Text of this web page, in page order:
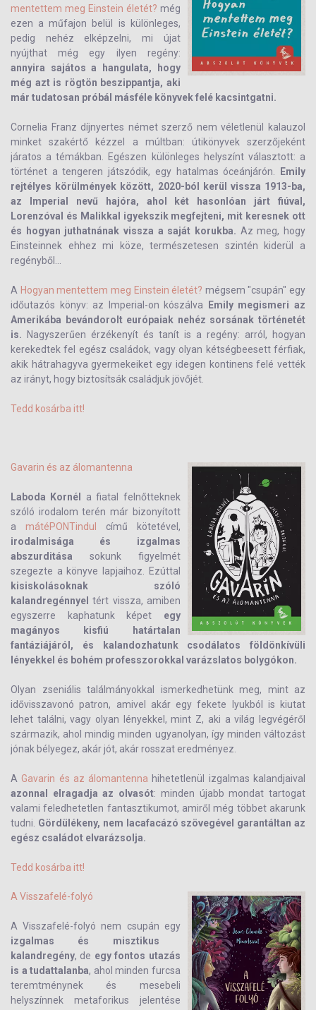
mentettem meg Einstein életét? még
ezen a műfajon belül is különleges,
pedig nehéz elképzelni, mi újat
nyújthat még egy ilyen regény:
annyira sajátos a hangulata, hogy
még azt is rögtön beszippantja, aki
már tudatosan próbál másféle könyvek felé kacsintgatni.
Cornelia Franz díjnyertes német szerző nem véletlenül kalauzol
minket szakértő kézzel a múltban: útikönyvek szerzőjeként
járatos a témákban. Egészen különleges helyszínt választott: a
történet a tengeren játszódik, egy hatalmas óceánjárón.
Emily
rejtélyes körülmények között, 2020-ból kerül vissza 1913-ba,
az Imperial nevű hajóra, ahol két hasonlóan járt fiúval,
Lorenzóval és Malikkal igyekszik megfejteni, mit keresnek ott
és hogyan juthatnának vissza a saját korukba. Az meg, hogy
Einsteinnek ehhez mi köze, természetesen szintén kiderül a
regényből...
A Hogyan mentettem meg Einstein életét? mégsem "csupán" egy
időutazós könyv: az Imperial-on kószálva
Emily megismeri az
Amerikába bevándorolt európaiak nehéz sorsának történetét
is. Nagyszerűen érzékenyít és tanít is a regény: arról, hogyan
kerekedtek fel egész családok, vagy olyan kétségbeesett férfiak,
akik hátrahagyva gyermekeiket egy idegen kontinens felé vették
az irányt, hogy biztosítsák családjuk jövőjét.
Tedd kosárba itt!
Gavarin és az álomantenna
Laboda Kornél
a fiatal felnőtteknek
szóló irodalom terén már bizonyított
a mátéPONTindul
című kötetével,
irodalmisága és izgalmas
abszurditása sokunk figyelmét
szegezte a könyve lapjaihoz. Ezúttal
kisiskolásoknak szóló
kalandregénnyel tért vissza, amiben
egyszerre kaphatunk képet egy
magányos kisfiú határtalan
fantáziájáról, és kalandozhatunk csodálatos földönkívüli
lényekkel és bohém professzorokkal varázslatos bolygókon.
Olyan zseniális találmányokkal ismerkedhetünk meg, mint az
idővisszavonó patron, amivel akár egy fekete lyukból is kiutat
lehet találni, vagy olyan lényekkel, mint Z, aki a világ legvégéről
származik, ahol mindig minden ugyanolyan, így minden változást
jónak bélyegez, akár jót, akár rosszat eredményez.
A Gavarin és az álomantenna hihetetlenül izgalmas kalandjaival
azonnal elragadja az olvasót: minden újabb mondat tartogat
valami feledhetetlen fantasztikumot, amiről még többet akarunk
tudni. Gördülékeny, nem lacafacázó szövegével garantáltan az
egész családot elvarázsolja.
Tedd kosárba itt!
A Visszafelé-folyó
A Visszafelé-folyó nem csupán egy
izgalmas és misztikus
kalandregény, de egy fontos utazás
is a tudattalanba, ahol minden furcsa
teremtménynek és mesebeli
helyszínnek metaforikus jelentése